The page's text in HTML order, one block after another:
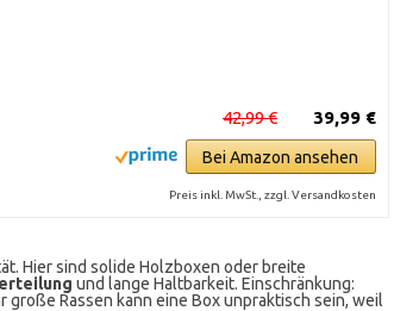
39,99 €
42,99 €
Bei Amazon ansehen
Preis inkl. MwSt., zzgl. Versandkosten
Hier sind solide Holzboxen oder breite
und lange Haltbarkeit. Einschränkung:
Rassen kann eine Box unpraktisch sein, weil